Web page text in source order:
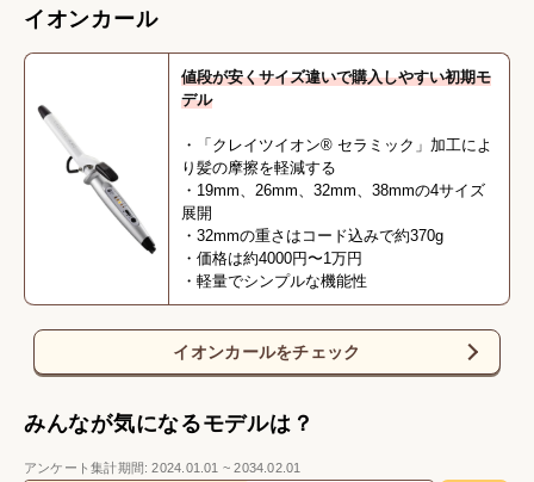
イオンカール
値段が安くサイズ違いで購入しやすい初期モ
デル
・「クレイツイオン® セラミック」加工によ
り髪の摩擦を軽減する
・19mm、26mm、32mm、38mmの4サイズ
展開
・32mmの重さはコード込みで約370g
・価格は約4000円〜1万円
・軽量でシンプルな機能性
イオンカールをチェック
みんなが気になるモデルは？
アンケート集計期間:2024.01.01 ~2034.02.01